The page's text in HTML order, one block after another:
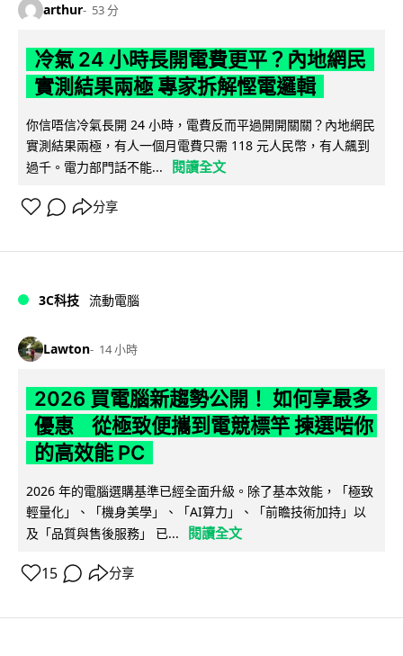
arthur 53 分
冷氣 24 小時長開電費更平？內地網民
實測結果兩極 專家拆解慳電邏輯
你信唔信冷氣長開 24 小時，電費反而平過開開關關？內地網民
實測結果兩極，有人一個月電費只需 118 元人民幣，有人飆到
過千。電力部門話不能...
閱讀全文
分享
3C科技 流動電腦
Lawton 14 小時
2026 買電腦新趨勢公開！ 如何享最多
優惠 從極致便攜到電競標竿 揀選啱你
的高效能 PC
2026 年的電腦選購基準已經全面升級。除了基本效能，「極致
輕量化」、「機身美學」、「AI算力」、「前瞻技術加持」以
及「品質與售後服務」 已...
閱讀全文
15 分享